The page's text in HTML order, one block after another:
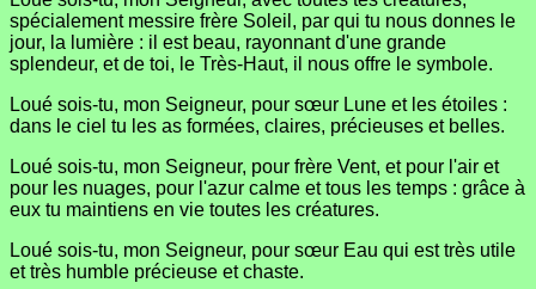
spécialement messire frère Soleil, par qui tu nous donnes le
jour, la lumière : il est beau, rayonnant d'une grande
splendeur, et de toi, le Très-Haut, il nous offre le symbole.
Loué sois-tu, mon Seigneur, pour sœur Lune et les étoiles :
dans le ciel tu les as formées, claires, précieuses et belles.
Loué sois-tu, mon Seigneur, pour frère Vent, et pour l'air et
pour les nuages, pour l'azur calme et tous les temps : grâce à
eux tu maintiens en vie toutes les créatures.
Loué sois-tu, mon Seigneur, pour sœur Eau qui est très utile
et très humble précieuse et chaste.